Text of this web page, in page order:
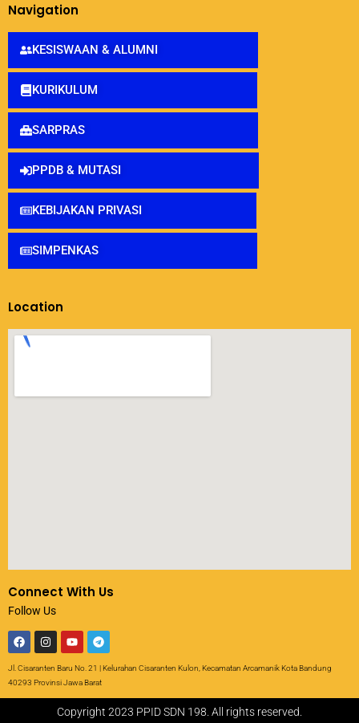
Navigation
KESISWAAN & ALUMNI
KURIKULUM
SARPRAS
PPDB & MUTASI
KEBIJAKAN PRIVASI
SIMPENKAS
Location
Connect With Us
Follow Us
Jl. Cisaranten Baru No. 21 | Kelurahan Cisaranten Kulon, Kecamatan Arcamanik Kota Bandung
40293 Provinsi Jawa Barat
Copyright 2023 PPID SDN 198. All rights reserved.